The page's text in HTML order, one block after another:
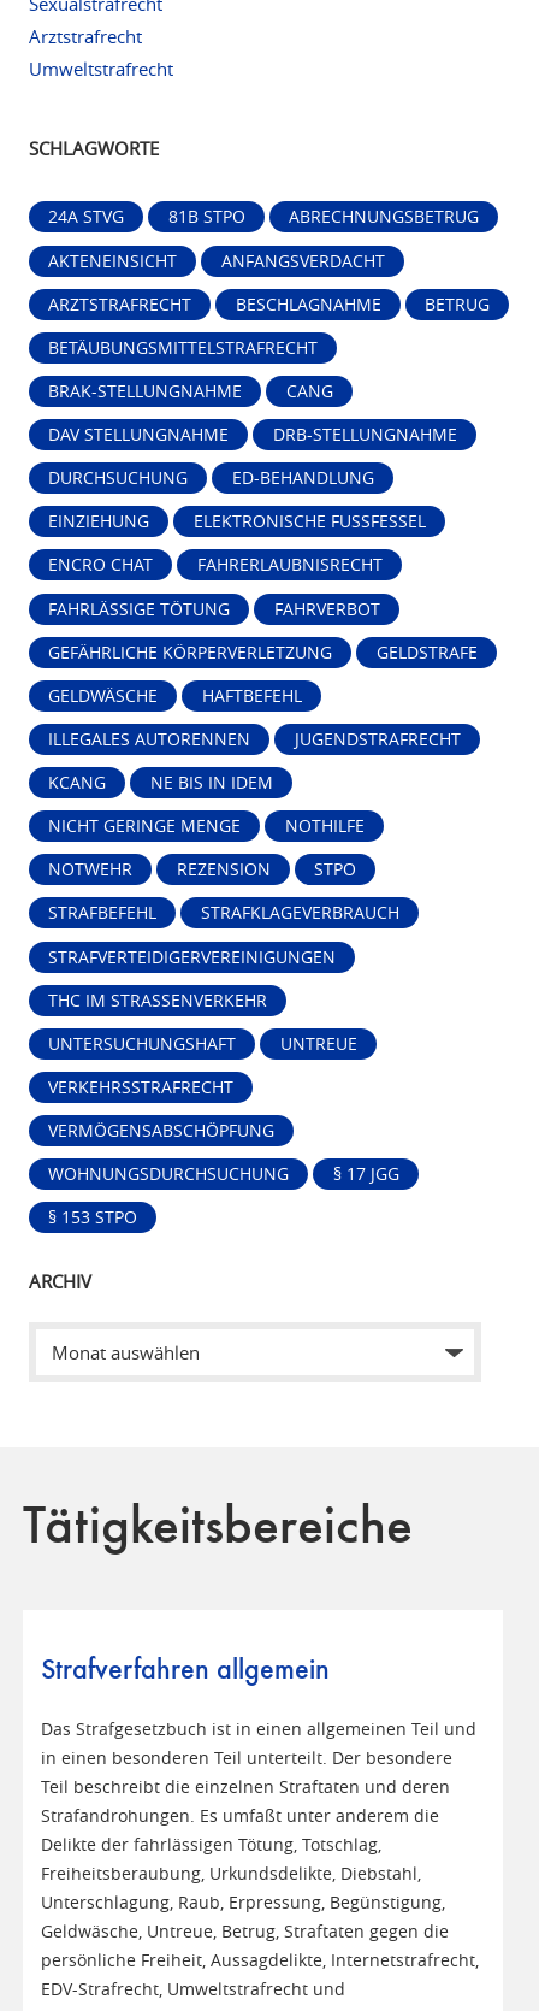
Arztstrafrecht
Umweltstrafrecht
SCHLAGWORTE
24A STVG 81B STPO ABRECHNUNGSBETRUG
AKTENEINSICHT ANFANGSVERDACHT
ARZTSTRAFRECHT BESCHLAGNAHME BETRUG
BETÄUBUNGSMITTELSTRAFRECHT
BRAK-STELLUNGNAHME CANG
DAV STELLUNGNAHME DRB-STELLUNGNAHME
DURCHSUCHUNG ED-BEHANDLUNG
EINZIEHUNG ELEKTRONISCHE FUSSFESSEL
ENCRO CHAT FAHRERLAUBNISRECHT
FAHRLÄSSIGE TÖTUNG FAHRVERBOT
GEFÄHRLICHE KÖRPERVERLETZUNG GELDSTRAFE
GELDWÄSCHE HAFTBEFEHL
ILLEGALES AUTORENNEN JUGENDSTRAFRECHT
KCANG NE BIS IN IDEM
NICHT GERINGE MENGE NOTHILFE
NOTWEHR REZENSION STPO
STRAFBEFEHL STRAFKLAGEVERBRAUCH
STRAFVERTEIDIGERVEREINIGUNGEN
THC IM STRASSENVERKEHR
UNTERSUCHUNGSHAFT UNTREUE
VERKEHRSSTRAFRECHT
VERMÖGENSABSCHÖPFUNG
WOHNUNGSDURCHSUCHUNG § 17 JGG
§ 153 STPO
ARCHIV
Tätigkeitsbereiche
Strafverfahren allgemein
Das Strafgesetzbuch ist in einen allgemeinen Teil und
in einen besonderen Teil unterteilt. Der besondere
Teil beschreibt die einzelnen Straftaten und deren
Strafandrohungen. Es umfaßt unter anderem die
Delikte der fahrlässigen Tötung, Totschlag,
Freiheitsberaubung, Urkundsdelikte, Diebstahl,
Unterschlagung, Raub, Erpressung, Begünstigung,
Geldwäsche, Untreue, Betrug, Straftaten gegen die
persönliche Freiheit, Aussagdelikte, Internetstrafrecht,
EDV-Strafrecht, Umweltstrafrecht und